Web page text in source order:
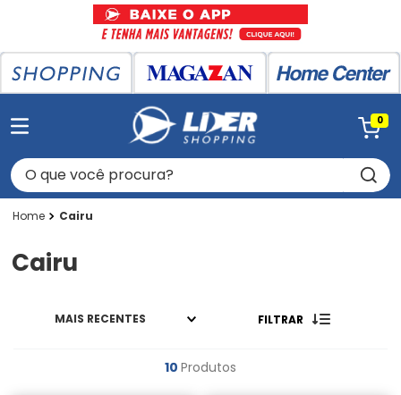
0
O que você procura?
Cairu
Cairu
MAIS RECENTES FILTRAR
10 Produtos